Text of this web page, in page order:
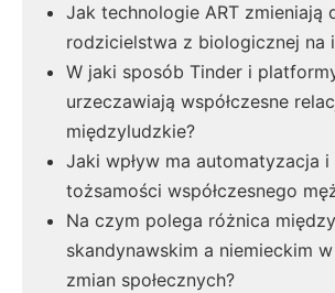
Jak technologie ART zmieniają
rodzicielstwa z biologicznej na
W jaki sposób Tinder i
urzeczawiają współczesne
międzyludzkie?
Jaki wpływ ma automatyzacja
tożsamości współczesnego
Na czym polega różnica
skandynawskim a niemieckim
zmian społecznych?